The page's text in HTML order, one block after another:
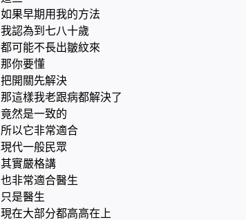
如果早期用我的方法
我認為到七八十歲
都可能不長出皺紋來
那你要懂
把開關先解決
那這樣我老跟病都解決了
竟然是一致的
所以它非常適合
現代一般民眾
其實嚴格講
也非常適合醫生
只是醫生
現在大部分都高高在上